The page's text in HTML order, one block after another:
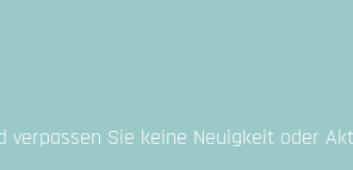
Sie keine Neuigkeit oder